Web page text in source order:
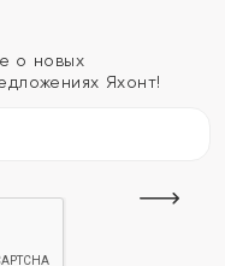
о новых
Яхонт!